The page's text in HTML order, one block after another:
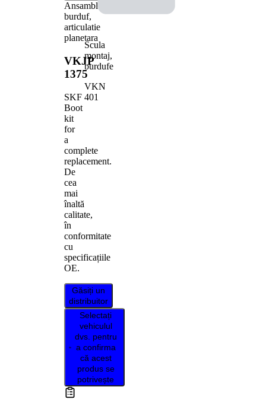
Ansamblu
burduf,
articulatie
planetara
VKJP
1375
SKF
Boot
kit
for
a
complete
replacement.
De
cea
mai
înaltă
calitate,
în
conformitate
cu
specificațiile
OE.
Găsiți un
distribuitor
Selectați
vehiculul
dvs. pentru
a confirma
că acest
produs se
potrivește
Scula
montaj,
burdufe
VKN
401